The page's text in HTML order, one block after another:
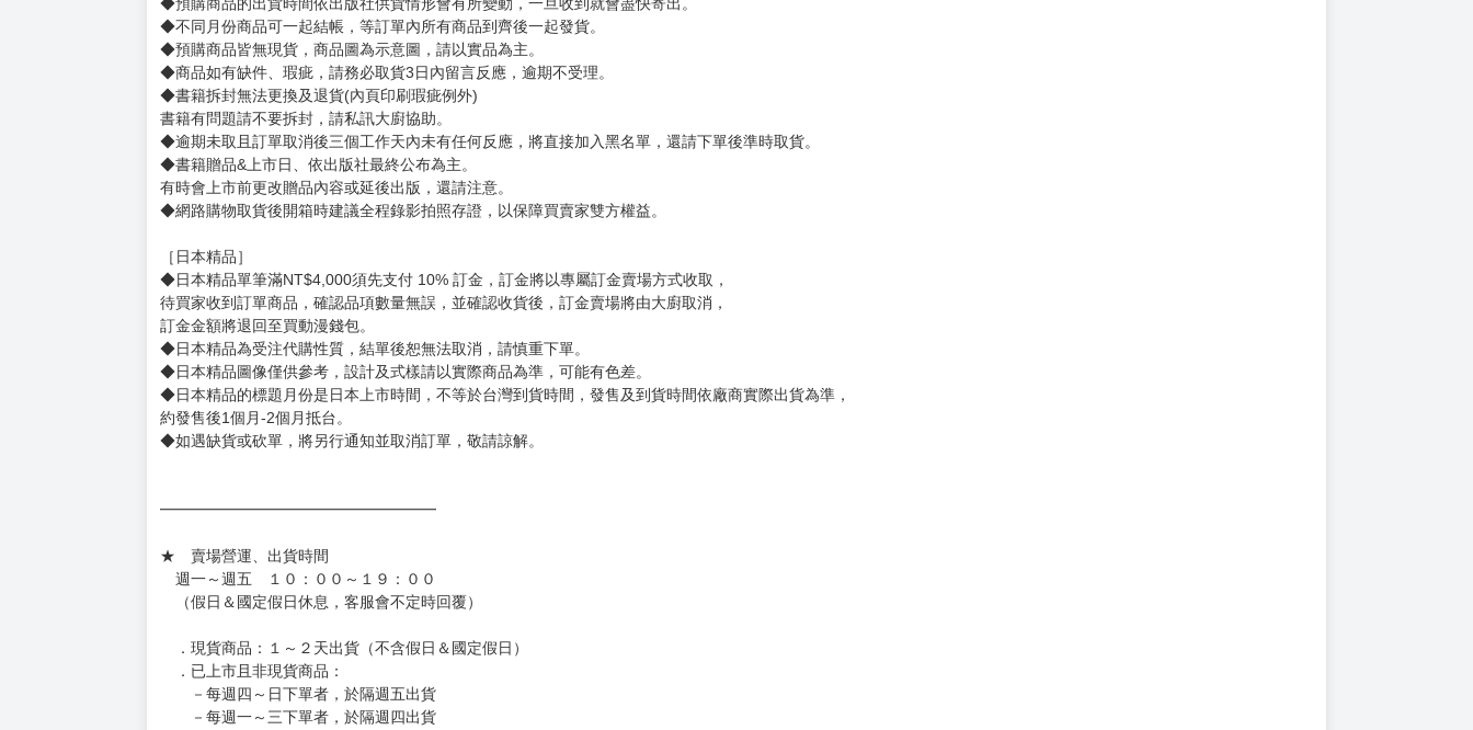
賣場規則
【下標前，請詳閱以下事項，完全同意才請下標，下標後視同完全同意】
［一般商品］
◆有任何問題請聯繫客服。
用評價溝通者，日後將不再提供購書服務，請另尋其他店家，謝謝。
◆不同月份商品可一起結帳，等訂單內所有商品到齊後一起發貨。
◆預購商品皆無現貨，商品圖為示意圖，請以實品為主。
◆商品如有缺件、瑕疵，請務必取貨3日內留言反應，逾期不受理。
◆書籍拆封無法更換及退貨(內頁印刷瑕疵例外)
書籍有問題請不要拆封，請私訊大廚協助。
◆逾期未取且訂單取消後三個工作天內未有任何反應，將直接加入黑名單，還請下單後準時取貨。
◆書籍贈品&上市日、依出版社最終公布為主。
有時會上市前更改贈品內容或延後出版，還請注意。
◆網路購物取貨後開箱時建議全程錄影拍照存證，以保障買賣家雙方權益。
訂金金額將退回至買動漫錢包。
◆日本精品為受注代購性質，結單後恕無法取消，請慎重下單。
◆日本精品圖像僅供參考，設計及式樣請以實際商品為準，可能有色差。
約發售後1個月-2個月抵台。
◆如遇缺貨或砍單，將另行通知並取消訂單，敬請諒解。